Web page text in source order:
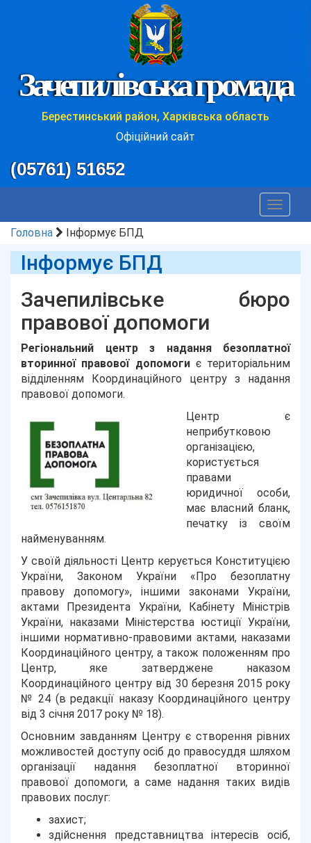
Зачепилівська громада
Берестинський район, Харківська область
Офіційний сайт
(05761) 51652
Toggle
Головна
Інформує БПД
Інформує БПД
Зачепилівське бюро
правової допомоги
Регіональний центр з надання безоплатної
вторинної правової допомогиє територіальним
відділенням Координаційного центру з надання
правової допомоги.
Центр є
неприбутковою
організацією,
користується
правами
юридичної особи,
має власний бланк,
печатку із своїм
найменуванням.
У своїй діяльності Центр керується Конституцією
України, Законом України «Про безоплатну
правову допомогу», іншими законами України,
актами Президента України, Кабінету Міністрів
України, наказами Міністерства юстиції України,
іншими нормативно-правовими актами, наказами
Координаційного центру, а також положенням про
Центр, яке затверджене наказом
Координаційного центру від 30 березня 2015 року
№ 24 (в редакції наказу Координаційного центру
від 3 січня 2017 року № 18).
Основним завданням Центру є створення рівних
можливостей доступу осіб до правосуддя шляхом
організації надання безоплатної вторинної
правової допомоги, а саме надання таких видів
правових послуг:
захист;
здійснення представництва інтересів осіб,